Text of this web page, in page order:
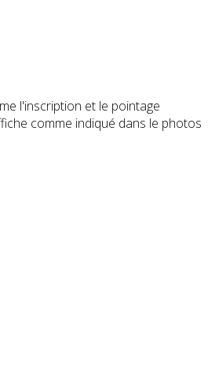
l'inscription et le pointage
comme indiqué dans le photos